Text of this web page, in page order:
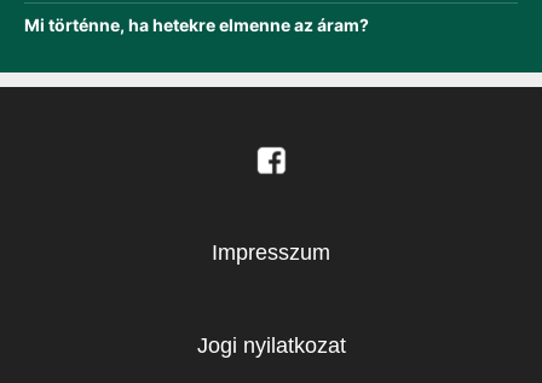
Mi történne, ha hetekre elmenne az áram?
Impresszum
Jogi nyilatkozat